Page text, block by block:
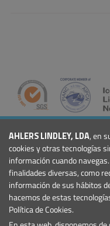
AHLERS LINDLEY, LDA, en
cookies y otras tecnologías
información cuando
finalidades diversas, como
información de sus hábitos
hacemos de estas
Política de Cookies.
COMPAÑÍA
Quiénes Somos
Noticias
Eventos
Proyectos
Condiciones Generales
PRODUCTOS